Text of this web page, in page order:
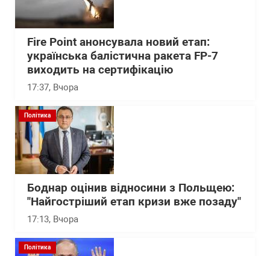
Fire Point анонсувала новий етап:
українська балістична ракета FP-7
виходить на сертифікацію
17:37, Вчора
Політика
Боднар оцінив відносини з Польщею:
"Найгостріший етап кризи вже позаду"
17:13, Вчора
Політика